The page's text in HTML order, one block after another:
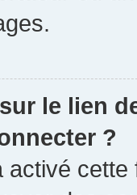
le lien
?
activé